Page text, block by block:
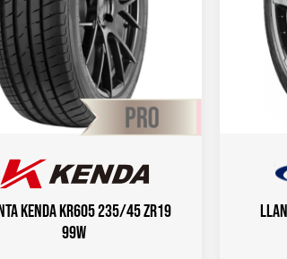
KENDA KR605 235/45 ZR19
99W